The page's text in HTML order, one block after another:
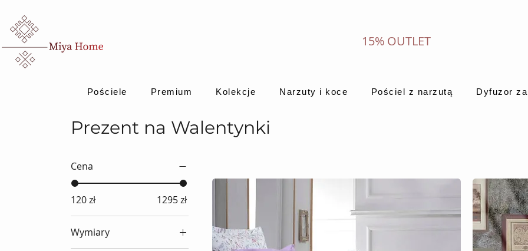
15% OUTLET
Pościele Premium Kolekcje Narzuty i koce Pościel z narzutą Dyfuzor
Prezent na Walentynki
Cena
120 zł 1295 zł
Wymiary